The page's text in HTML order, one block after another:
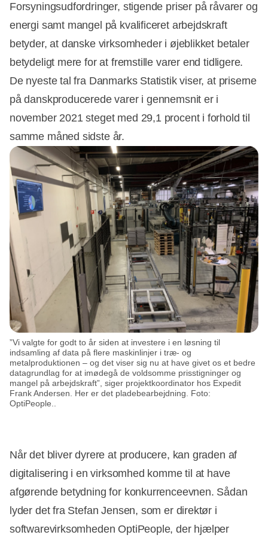
Forsyningsudfordringer, stigende priser på råvarer og
energi samt mangel på kvalificeret arbejdskraft
betyder, at danske virksomheder i øjeblikket betaler
betydeligt mere for at fremstille varer end tidligere.
De nyeste tal fra Danmarks Statistik viser, at priserne
på danskproducerede varer i gennemsnit er i
november 2021 steget med 29,1 procent i forhold til
samme måned sidste år.
”Vi valgte for godt to år siden at investere i en løsning til
indsamling af data på flere maskinlinjer i træ- og
metalproduktionen – og det viser sig nu at have givet os et bedre
datagrundlag for at imødegå de voldsomme prisstigninger og
mangel på arbejdskraft”, siger projektkoordinator hos Expedit
Frank Andersen. Her er det pladebearbejdning. Foto:
OptiPeople..
Når det bliver dyrere at producere, kan graden af
digitalisering i en virksomhed komme til at have
afgørende betydning for konkurrenceevnen. Sådan
lyder det fra Stefan Jensen, som er direktør i
softwarevirksomheden OptiPeople, der hjælper